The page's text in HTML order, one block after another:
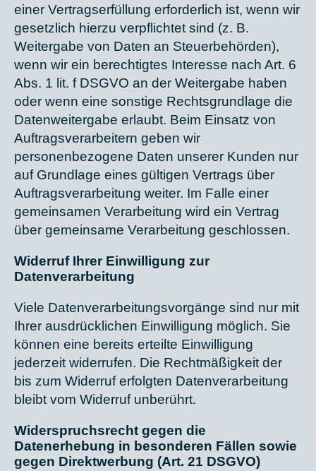
einer Vertragserfüllung erforderlich ist, wenn wir
gesetzlich hierzu verpflichtet sind (z. B.
Weitergabe von Daten an Steuerbehörden),
wenn wir ein berechtigtes Interesse nach Art. 6
Abs. 1 lit. f DSGVO an der Weitergabe haben
oder wenn eine sonstige Rechtsgrundlage die
Datenweitergabe erlaubt. Beim Einsatz von
Auftragsverarbeitern geben wir
personenbezogene Daten unserer Kunden nur
auf Grundlage eines gültigen Vertrags über
Auftragsverarbeitung weiter. Im Falle einer
gemeinsamen Verarbeitung wird ein Vertrag
über gemeinsame Verarbeitung geschlossen.
Widerruf Ihrer Einwilligung zur
Datenverarbeitung
Viele Datenverarbeitungsvorgänge sind nur mit
Ihrer ausdrücklichen Einwilligung möglich. Sie
können eine bereits erteilte Einwilligung
jederzeit widerrufen. Die Rechtmäßigkeit der
bis zum Widerruf erfolgten Datenverarbeitung
bleibt vom Widerruf unberührt.
Widerspruchsrecht gegen die
Datenerhebung in besonderen Fällen sowie
gegen Direktwerbung (Art. 21 DSGVO)